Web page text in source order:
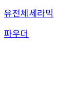
유전체세라믹
파우더